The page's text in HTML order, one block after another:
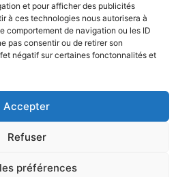
et pour afficher des publicités
à ces technologies nous autorisera à
comportement de navigation ou les ID
pas consentir ou de retirer son
négatif sur certaines fonctonnalités et
Accepter
Refuser
préférences
Reserved © 2023
by copyright laws. It is
or use these materials in any
permission of their owners.